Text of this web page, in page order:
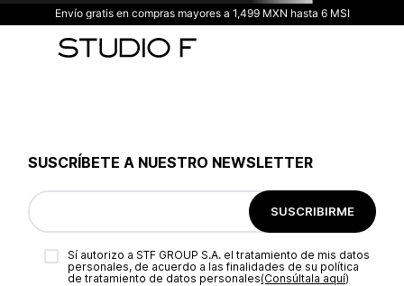
Envío gratis en compras mayores a 1,499 MXN hasta 6 MSI
SUSCRÍBETE A NUESTRO NEWSLETTER
SUSCRIBIRME
Sí autorizo a STF GROUP S.A. el tratamiento de mis datos
personales, de acuerdo a las finalidades de su política
de tratamiento de datos personales‎(Consúltala aquí)